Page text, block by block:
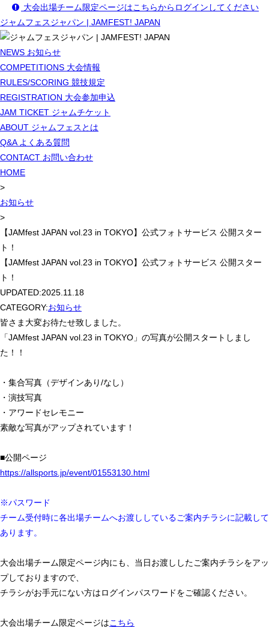
大会出場チーム限定ページはこちらからログインしてください
ジャムフェスジャパン | JAMFEST! JAPAN
NEWS お知らせ
COMPETITIONS 大会情報
RULES/SCORING 競技規定
REGISTRATION 大会参加申込
JAM TICKET ジャムチケット
ABOUT ジャムフェスとは
Q&A よくある質問
CONTACT お問い合わせ
HOME
>
お知らせ
>
【JAMfest JAPAN vol.23 in TOKYO】公式フォトサービス 公開スター
ト！
【JAMfest JAPAN vol.23 in TOKYO】公式フォトサービス 公開スター
ト！
UPDATED:2025.11.18
CATEGORY:お知らせ
皆さま大変お待たせ致しました。
「JAMfest JAPAN vol.23 in TOKYO」の写真が公開スタートしまし
た！！
・集合写真（デザインあり/なし）
・演技写真
・アワードセレモニー
素敵な写真がアップされています！
■公開ページ
https://allsports.jp/event/01553130.html
※パスワード
チーム受付時に各出場チームへお渡ししているご案内チラシに記載して
あります。
大会出場チーム限定ページ内にも、当日お渡ししたご案内チラシをアッ
プしておりますので、
チラシがお手元にない方はログインパスワードをご確認ください。
大会出場チーム限定ページはこちら